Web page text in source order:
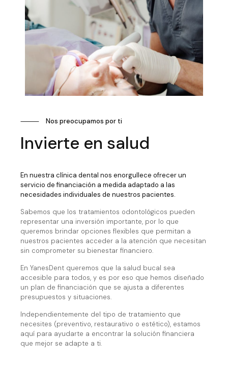
⸻ Nos preocupamos por ti
Invierte en salud
En nuestra clínica dental nos enorgullece ofrecer un
servicio de financiación a medida adaptado a las
necesidades individuales de nuestros pacientes.
Sabemos que los tratamientos odontológicos pueden
representar una inversión importante, por lo que
queremos brindar opciones flexibles que permitan a
nuestros pacientes acceder a la atención que necesitan
sin comprometer su bienestar financiero.
En YanesDent queremos que la salud bucal sea
accesible para todos, y es por eso que hemos diseñado
un plan de financiación que se ajusta a diferentes
presupuestos y situaciones.
Independientemente del tipo de tratamiento que
necesites (preventivo, restaurativo o estético), estamos
aquí para ayudarte a encontrar la solución financiera
que mejor se adapte a ti.